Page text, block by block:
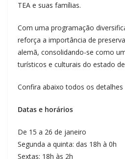
TEA e suas famílias.
Com uma programação
reforça a importância de
alemã, consolidando-se como
turísticos e culturais do estado de
Confira abaixo todos os detalhes
Datas e horários
De 15 a 26 de janeiro
Segunda a quinta: das 18h à 0h
Sextas: 18h às 2h